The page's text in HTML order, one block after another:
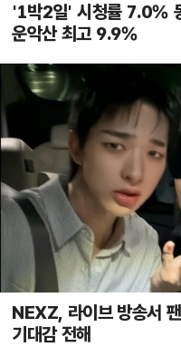
'1박2일' 시청률 7.0%
운악산 최고 9.9%
NEXZ, 라이브 방송서
기대감 전해